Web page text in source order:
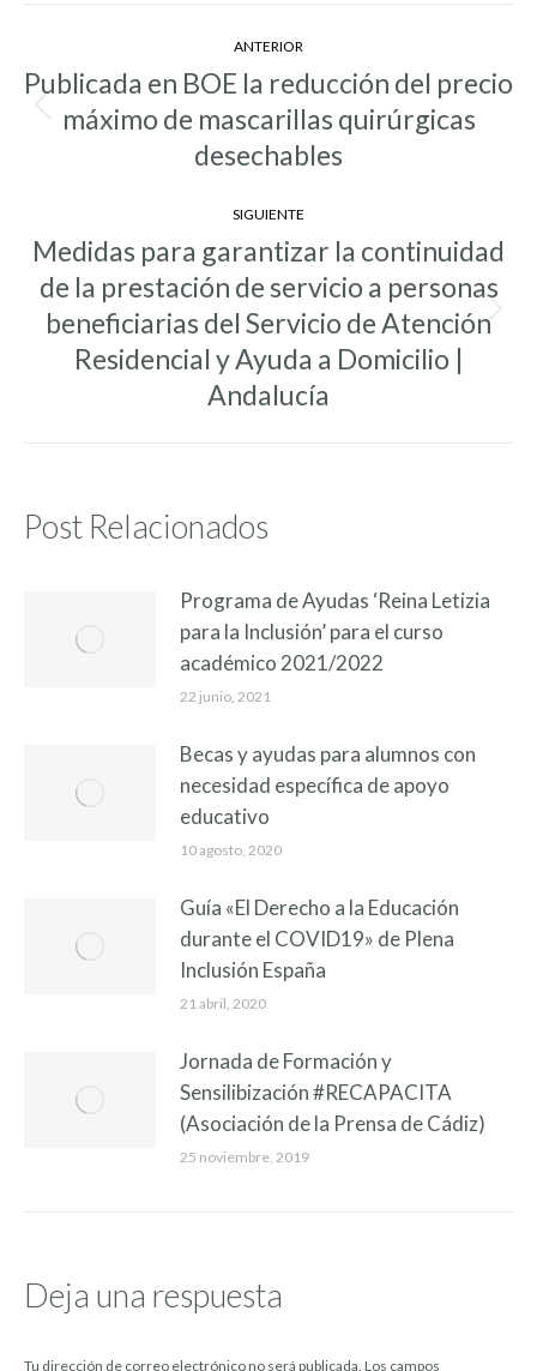
Navegación
entre
entradas
ANTERIOR
Entrada
anterior:
Publicada en BOE la reducción del precio
máximo de mascarillas quirúrgicas
desechables
SIGUIENTE
Entrada
siguiente:
Medidas para garantizar la continuidad
de la prestación de servicio a personas
beneficiarias del Servicio de Atención
Residencial y Ayuda a Domicilio |
Andalucía
Post Relacionados
Programa de Ayudas ‘Reina Letizia
para la Inclusión’ para el curso
académico 2021/2022
22 junio, 2021
Becas y ayudas para alumnos con
necesidad específica de apoyo
educativo
10 agosto, 2020
Guía «El Derecho a la Educación
durante el COVID19» de Plena
Inclusión España
21 abril, 2020
Jornada de Formación y
Sensilibización #RECAPACITA
(Asociación de la Prensa de Cádiz)
25 noviembre, 2019
Deja una respuesta
Tu dirección de correo electrónico no será publicada. Los campos